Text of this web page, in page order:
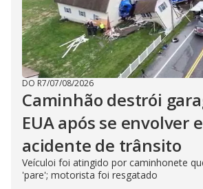
DO R7/07/08/2026
Caminhão destrói
EUA após se envolver
acidente de trânsito
Veículoi foi atingido por caminhonete
'pare'; motorista foi resgatado